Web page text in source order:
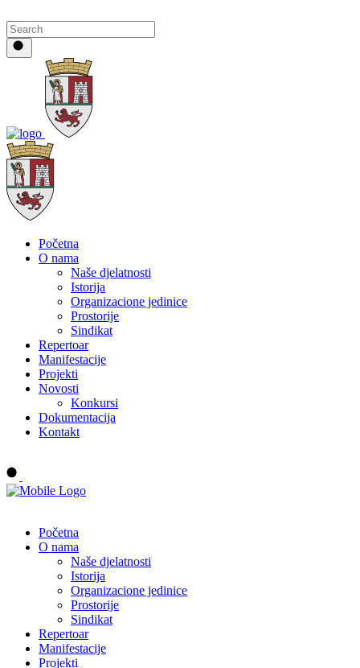
Početna
O nama
Naše djelatnosti
Istorija
Organizacione jedinice
Prostorije
Sindikat
Repertoar
Manifestacije
Projekti
Novosti
Konkursi
Dokumentacija
Kontakt
Početna
O nama
Naše djelatnosti
Istorija
Organizacione jedinice
Prostorije
Sindikat
Repertoar
Manifestacije
Projekti